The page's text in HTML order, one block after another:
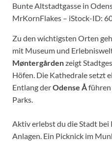
Bunte Altstadtgasse in
MrKornFlakes – iStock-ID:
Zu den wichtigsten Orten
mit Museum und
Møntergårdenzeigt
Höfen. Die Kathedrale setzt
Entlang derOdense Åführen
Parks.
Aktiv erlebst du die Stadt
Anlagen. Ein Picknick im